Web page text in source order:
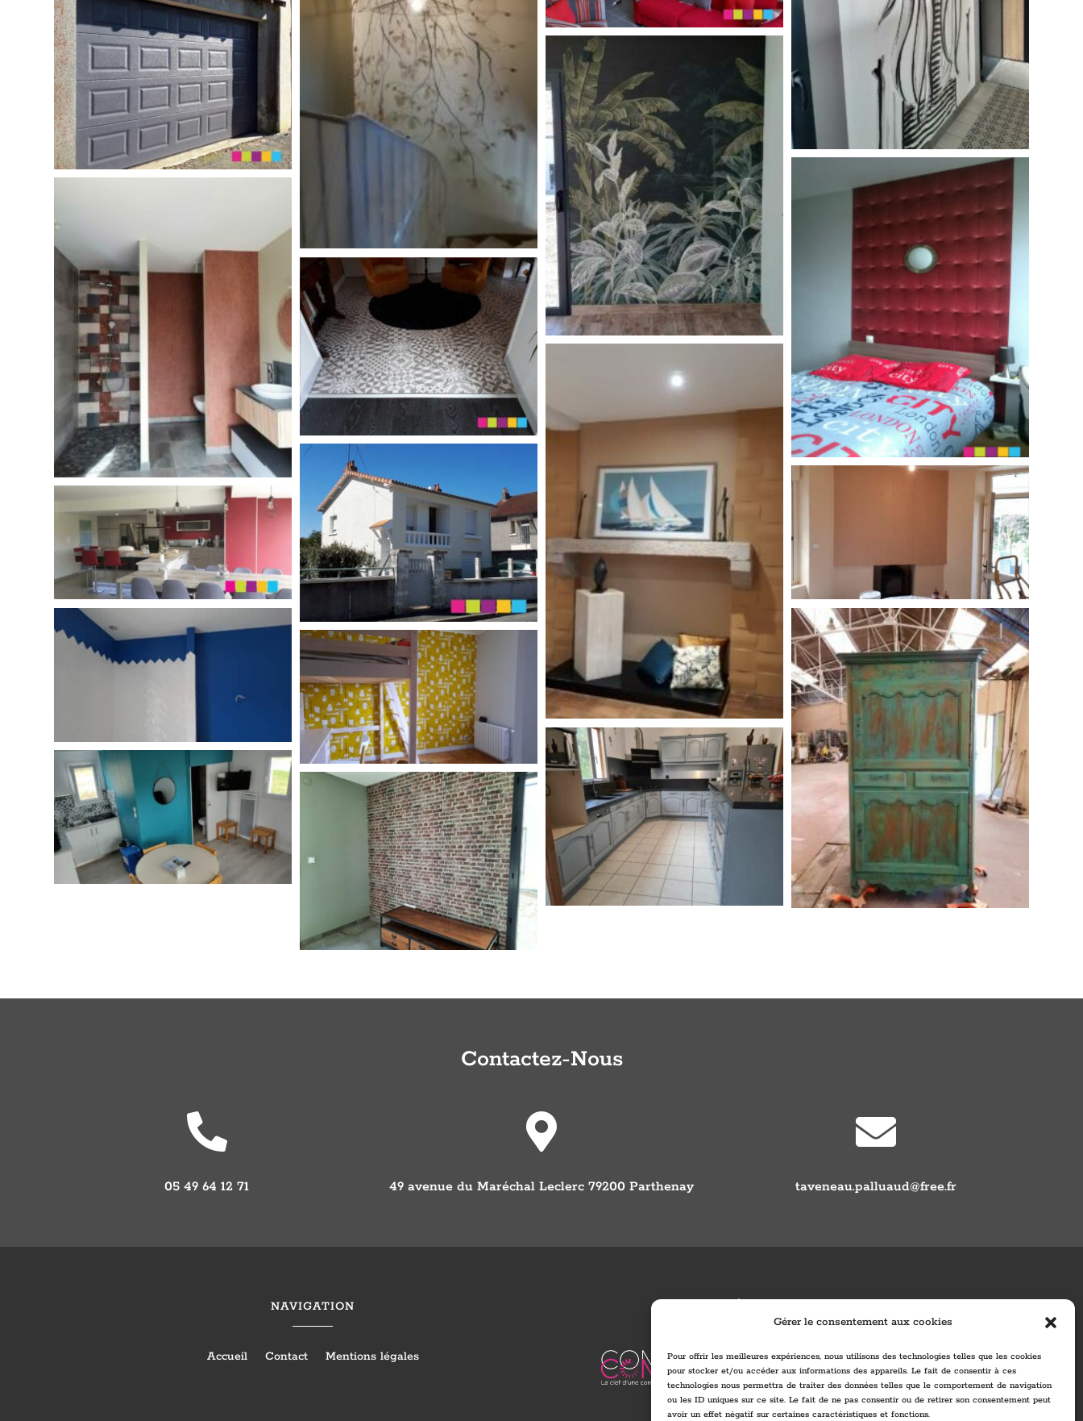
Gérer le consentement aux cookies
Pour offrir les meilleures expériences, nous utilisons des technologies telles que les cookies
pour stocker et/ou accéder aux informations des appareils. Le fait de consentir à ces
technologies nous permettra de traiter des données telles que le comportement de navigation
ou les ID uniques sur ce site. Le fait de ne pas consentir ou de retirer son consentement peut
avoir un effet négatif sur certaines caractéristiques et fonctions.
Contactez-Nous

05 49 64 12 71

49 avenue du Maréchal Leclerc 79200 Parthenay

taveneau.palluaud@free.fr
NAVIGATION
Accueil Contact Mentions légales